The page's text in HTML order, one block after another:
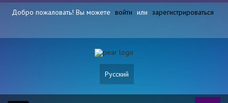
Добро пожаловать! Вы можете войти или зарегистрироваться
Русский